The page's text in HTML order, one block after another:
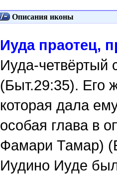
Описания иконы
Иуда праотец,
Иуда-четвёртый
(Быт.29:35). Его
которая дала
особая глава в
Фамари Тамар)
Иудино Иуде